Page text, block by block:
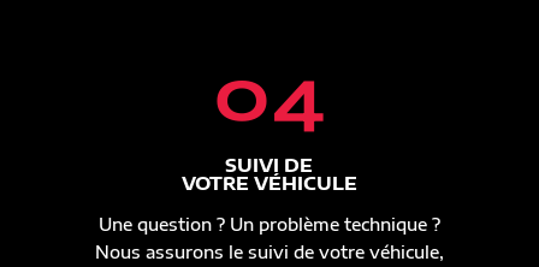
04
SUIVI DE
VOTRE VÉHICULE
Une question ? Un problème technique ?
Nous assurons le suivi de votre véhicule,